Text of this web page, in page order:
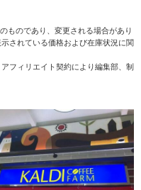
ものであり、変更される場合があり
されている価格および在庫状況に関
フィリエイト契約により編集部、制